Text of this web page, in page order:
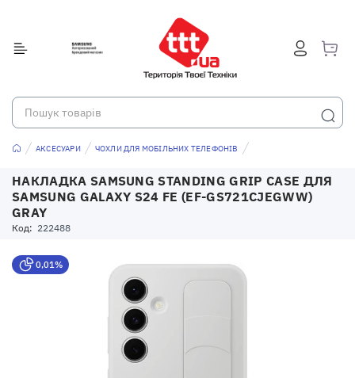
АКСЕСУАРИ ЧОХЛИ ДЛЯ МОБІЛЬНИХ ТЕЛЕФОНІВ
НАКЛАДКА SAMSUNG STANDING GRIP CASE ДЛЯ
SAMSUNG GALAXY S24 FE (EF-GS721CJEGWW)
GRAY
Код: 222488
0,01%